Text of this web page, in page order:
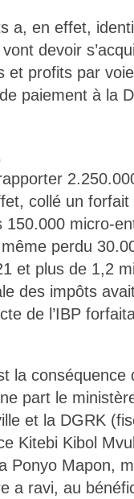
a, en effet,
devoir
et profits par
paiement à la
collé un
micro-
perdu
et plus de 1,2
des impôts
de l’IBP
la conséquence
part le
et la DGRK
Kitebi Kibol
Ponyo Mapon,
a ravi, au